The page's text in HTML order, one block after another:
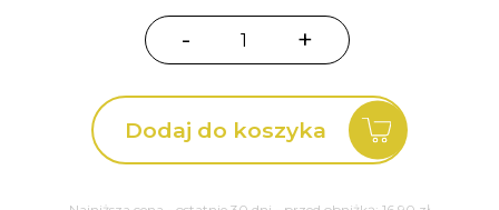
-
ilość
trzcinowata
'Black
+
Dodaj do koszyka